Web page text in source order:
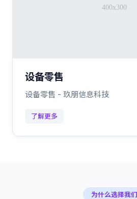
设备零售
设备零售 - 玖朋信息科技
了解更多
为什么选择我们